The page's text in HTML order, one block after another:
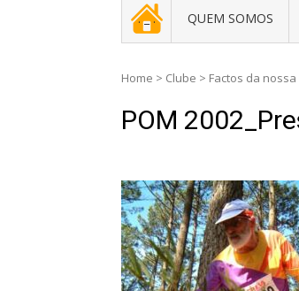
. _ . QUEM SOMOS
Home > Clube > Factos da nossa
POM